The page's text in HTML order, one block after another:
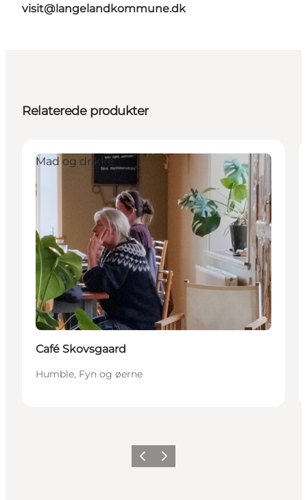
visit@langelandkommune.dk
Relaterede produkter
Mad og drikke
Café Skovsgaard
Humble, Fyn og øerne
ForrigeNæste